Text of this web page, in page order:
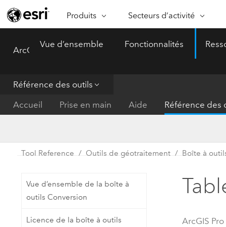
Produits
ARCGIS
ArcGIS Online
Plateforme de cartographie SaaS
Logiciel SIG leader du marché
ArcGIS Enterprise
la cartographie
Secteurs d’activité
SECTEURS D’ACTIVITÉ
Protection de
Fournisseurs d’énergie
Santé et services à la
ArcGIS Pro
Vue d’ensemble Fonctionnalités
Référence des outils
Accueil
Prise en main Aide Référence des
Tool Reference Outils de géotraitement Boîte à
Vue d’ensemble de la boîte à
outils Conversion
Licence de la boîte à outils
ArcGIS Pro